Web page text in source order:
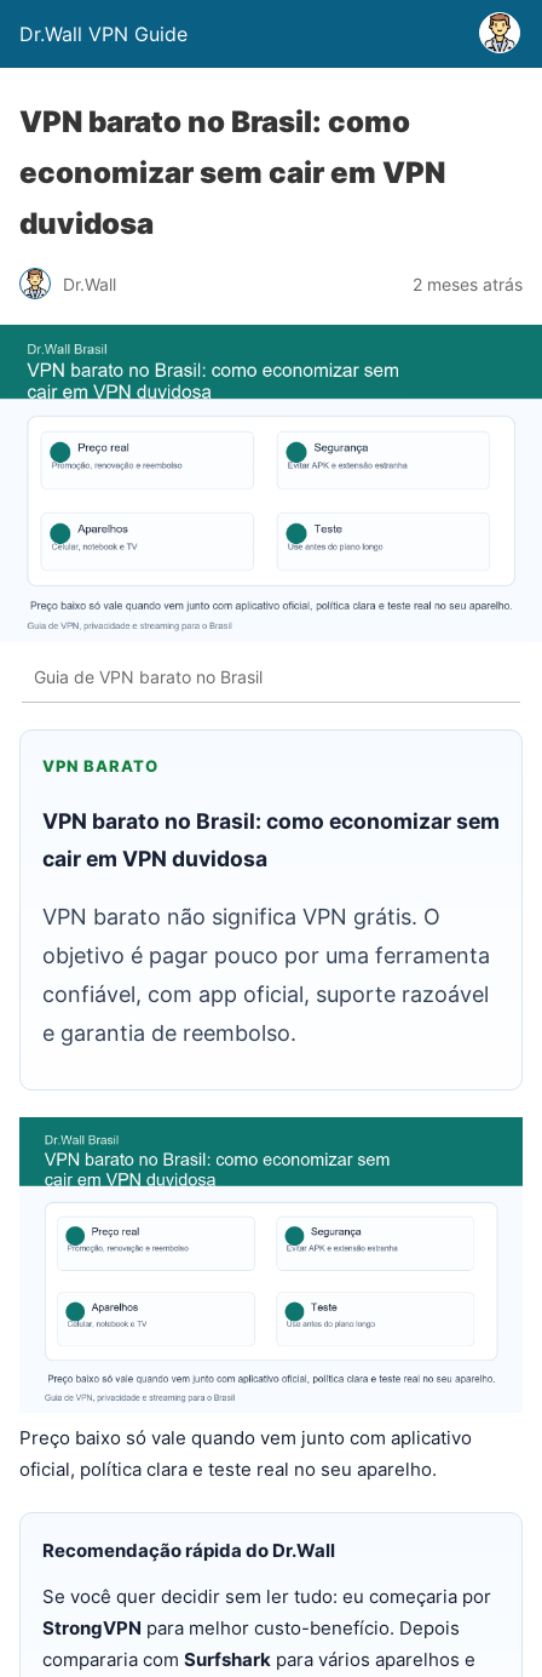
Dr.Wall VPN Guide
VPN barato no Brasil: como
economizar sem cair em VPN
duvidosa
Dr.Wall 2 meses atrás
Guia de VPN barato no Brasil
VPN BARATO
VPN barato no Brasil: como economizar sem
cair em VPN duvidosa
VPN barato não significa VPN grátis. O
objetivo é pagar pouco por uma ferramenta
confiável, com app oficial, suporte razoável
e garantia de reembolso.
Preço baixo só vale quando vem junto com aplicativo
oficial, política clara e teste real no seu aparelho.
Recomendação rápida do Dr.Wall
Se você quer decidir sem ler tudo: eu começaria por
StrongVPN para melhor custo-benefício. Depois
compararia com Surfshark para vários aparelhos e